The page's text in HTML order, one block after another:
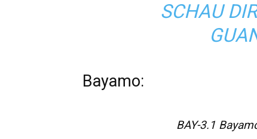
SCHAU
Bayamo:
BAY-3.1